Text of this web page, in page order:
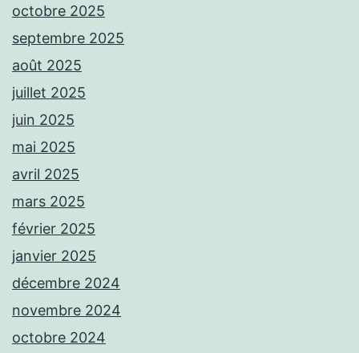
octobre 2025
septembre 2025
août 2025
juillet 2025
juin 2025
mai 2025
avril 2025
mars 2025
février 2025
janvier 2025
décembre 2024
novembre 2024
octobre 2024